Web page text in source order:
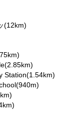
(12km)
Station(1.54km)